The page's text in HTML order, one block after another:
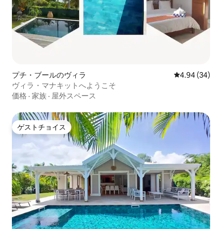
プチ・ブールのヴィラ レビュー34
4.94 (34)
ヴィラ・マナキットへようこそ
価格 · 家族 · 屋外スペース
ゲストチョイス
ゲストチョイス